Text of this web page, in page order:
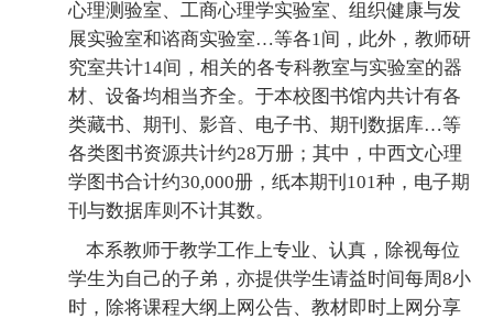
心理测验室、工商心理学实验室、组织健康与发
展实验室和谘商实验室…等各1间，此外，教师研
究室共计14间，相关的各专科教室与实验室的器
材、设备均相当齐全。于本校图书馆内共计有各
类藏书、期刊、影音、电子书、期刊数据库…等
各类图书资源共计约28万册；其中，中西文心理
学图书合计约30,000册，纸本期刊101种，电子期
刊与数据库则不计其数。
本系教师于教学工作上专业、认真，除视每位
学生为自己的子弟，亦提供学生请益时间每周8小
时，除将课程大纲上网公告、教材即时上网分享